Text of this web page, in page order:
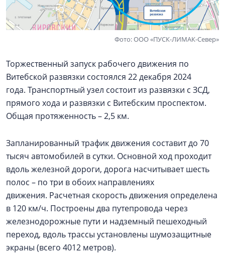
Фото: ООО «ПУСК-ЛИМАК-Север»
Торжественный запуск рабочего движения по
Витебской развязки состоялся 22 декабря 2024
года. Транспортный узел состоит из развязки с ЗСД,
прямого хода и развязки с Витебским проспектом.
Общая протяженность – 2,5 км.
Запланированный трафик движения составит до 70
тысяч автомобилей в сутки. Основной ход проходит
вдоль железной дороги, дорога насчитывает шесть
полос – по три в обоих направлениях
движения. Расчетная скорость движения определена
в 120 км/ч. Построены два путепровода через
железнодорожные пути и надземный пешеходный
переход, вдоль трассы установлены шумозащитные
экраны (всего 4012 метров).